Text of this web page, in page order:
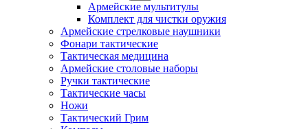
Армейские мультитулы
Комплект для чистки оружия
Армейские стрелковые наушники
Фонари тактические
Тактическая медицина
Армейские столовые наборы
Ручки тактические
Тактические часы
Ножи
Тактический Грим